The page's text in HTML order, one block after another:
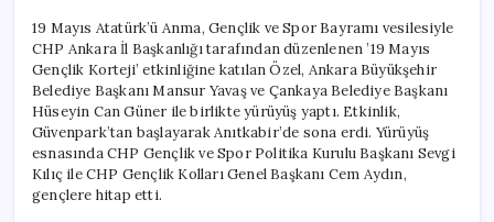
19 Mayıs Atatürk’ü Anma, Gençlik ve Spor Bayramı vesilesiyle
CHP Ankara İl Başkanlığı tarafından düzenlenen ’19 Mayıs
Gençlik Korteji’ etkinliğine katılan Özel, Ankara Büyükşehir
Belediye Başkanı Mansur Yavaş ve Çankaya Belediye Başkanı
Hüseyin Can Güner ile birlikte yürüyüş yaptı. Etkinlik,
Güvenpark’tan başlayarak Anıtkabir’de sona erdi. Yürüyüş
esnasında CHP Gençlik ve Spor Politika Kurulu Başkanı Sevgi
Kılıç ile CHP Gençlik Kolları Genel Başkanı Cem Aydın,
gençlere hitap etti.